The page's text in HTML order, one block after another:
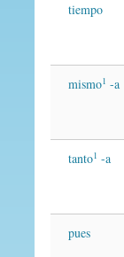
tiempo
mismo1 -a
tanto1 -a
pues